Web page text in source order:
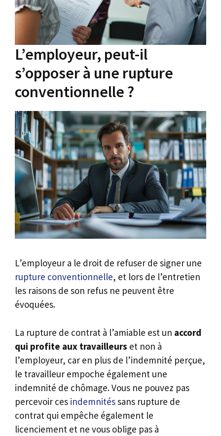
L’employeur, peut-il
s’opposer à une rupture
conventionnelle ?
L’employeur a le droit de refuser de signer une
rupture conventionnelle, et lors de l’entretien
les raisons de son refus ne peuvent être
évoquées.
La rupture de contrat à l’amiable est un accord
qui profite aux travailleurs et non à
l’employeur, car en plus de l’indemnité perçue,
le travailleur empoche également une
indemnité de chômage. Vous ne pouvez pas
percevoir ces indemnitéssans rupture de
contrat qui empêche également le
licenciement et ne vous oblige pas à